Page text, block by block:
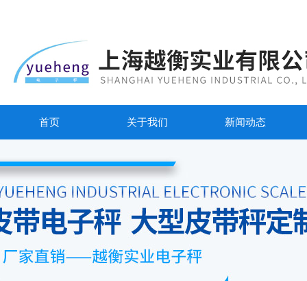
首页 关于我们 新闻动态